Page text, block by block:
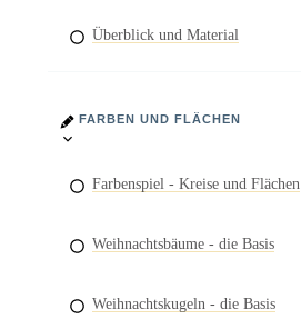
Überblick und Material
FARBEN UND FLÄCHEN
Farbenspiel - Kreise und Flächen
Weihnachtsbäume - die Basis
Weihnachtskugeln - die Basis